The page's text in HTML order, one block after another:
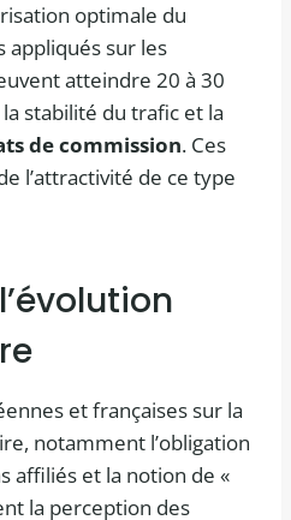
optimale du
appliqués sur les
atteindre 20 à 30
stabilité du trafic et la
de commission. Ces
l’attractivité de ce type
et françaises sur la
notamment l’obligation
affiliés et la notion de «
la perception des